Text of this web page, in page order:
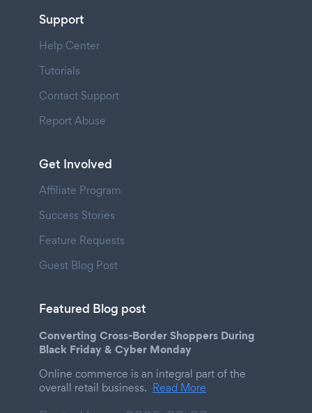
Support
Help Center
Tutorials
Contact Support
Report Abuse
Get Involved
Affiliate Program
Success Stories
Feature Requests
Guest Blog Post
Featured Blog post
Converting Cross-Border Shoppers During
Black Friday & Cyber Monday
Online commerce is an integral part of the
overall retail business. Read More